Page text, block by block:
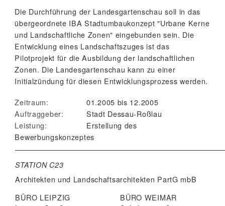
Die Durchführung der Landesgartenschau soll in das
übergeordnete IBA Stadtumbaukonzept "Urbane Kerne
und Landschaftliche Zonen" eingebunden sein. Die
Entwicklung eines Landschaftszuges ist das
Pilotprojekt für die Ausbildung der landschaftlichen
Zonen. Die Landesgartenschau kann zu einer
Initialzündung für diesen Entwicklungsprozess werden.
Zeitraum:
01.2005 bis 12.2005
Auftraggeber:
Stadt Dessau-Roßlau
Leistung:
Erstellung des
Bewerbungskonzeptes
STATION C23
Architekten und Landschaftsarchitekten PartG mbB
BÜRO LEIPZIG
BÜRO WEIMAR